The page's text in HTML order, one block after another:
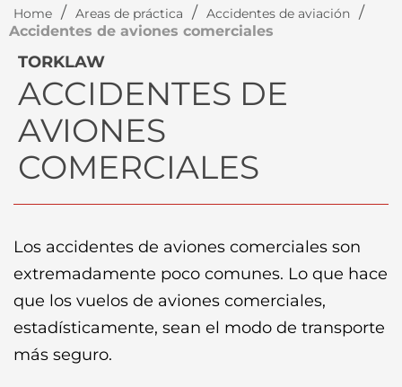
Home / Areas de práctica / Accidentes de aviación /
Accidentes de aviones comerciales
TORKLAW
ACCIDENTES DE
AVIONES
COMERCIALES
Los accidentes de aviones comerciales son
extremadamente poco comunes. Lo que hace
que los vuelos de aviones comerciales,
estadísticamente, sean el modo de transporte
más seguro.